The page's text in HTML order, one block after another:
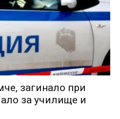
загинало при
за училище и